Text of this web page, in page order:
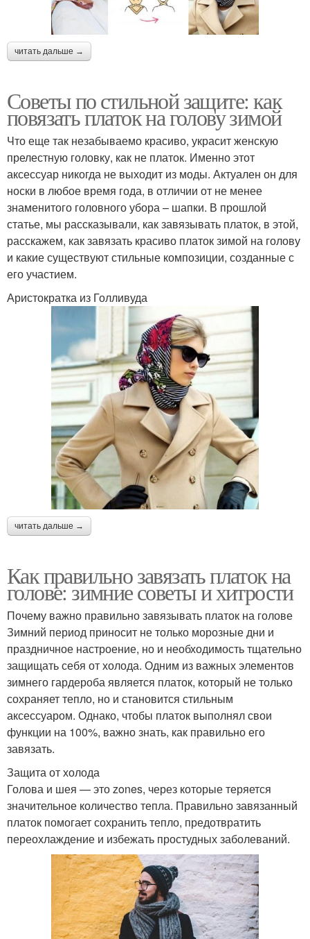
читать дальше →
Советы по стильной защите: как
повязать платок на голову зимой
Что еще так незабываемо красиво, украсит женскую
прелестную головку, как не платок. Именно этот
аксессуар никогда не выходит из моды. Актуален он для
носки в любое время года, в отличии от не менее
знаменитого головного убора – шапки. В прошлой
статье, мы рассказывали, как завязывать платок, в этой,
расскажем, как завязать красиво платок зимой на голову
и какие существуют стильные композиции, созданные с
его участием.
Аристократка из Голливуда
читать дальше →
Как правильно завязать платок на
голове: зимние советы и хитрости
Почему важно правильно завязывать платок на голове
Зимний период приносит не только морозные дни и
праздничное настроение, но и необходимость тщательно
защищать себя от холода. Одним из важных элементов
зимнего гардероба является платок, который не только
сохраняет тепло, но и становится стильным
аксессуаром. Однако, чтобы платок выполнял свои
функции на 100%, важно знать, как правильно его
завязать.
Защита от холода
Голова и шея — это zones, через которые теряется
значительное количество тепла. Правильно завязанный
платок помогает сохранить тепло, предотвратить
переохлаждение и избежать простудных заболеваний.